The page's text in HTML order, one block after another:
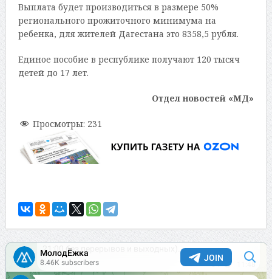
Выплата будет производиться в размере 50%
регионального прожиточного минимума на
ребенка, для жителей Дагестана это 8358,5 рубля.
Единое пособие в республике получают 120 тысяч
детей до 17 лет.
Отдел новостей «МД»
Просмотры: 231